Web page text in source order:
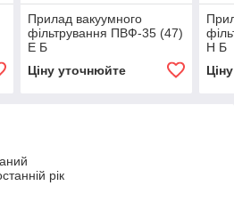
Прилад вакуумного
фільтрування ПВФ-35 (47)
Е Б
Ціну уточнюйте
Н Б
рік